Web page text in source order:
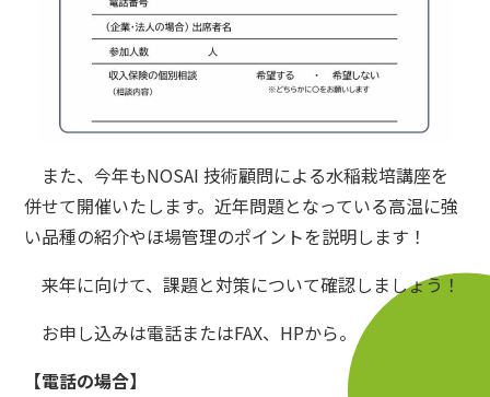
また、今年もNOSAI 技術顧問による水稲栽培講座を
併せて開催いたします。近年問題となっている高温に強
い品種の紹介やほ場管理のポイントを説明します！
来年に向けて、課題と対策について確認しましょう！
お申し込みは電話またはFAX、HPから。
【電話の場合】